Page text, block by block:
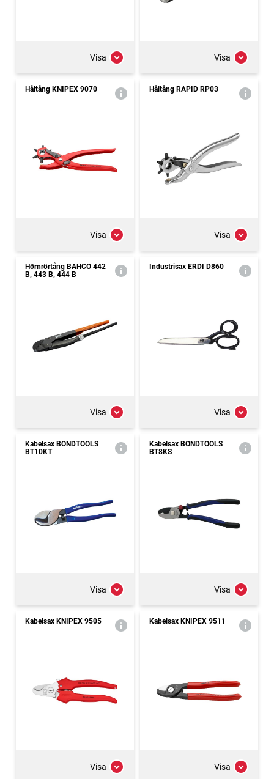
Visa Visa
Håltång KNIPEX 9070
Visa
Håltång RAPID RP03
Visa
Hörnrörtång BAHCO 442
B, 443 B, 444 B
Visa
Industrisax ERDI D860
Visa
Kabelsax BONDTOOLS
BT10KT
Visa
Kabelsax BONDTOOLS
BT8KS
Visa
Kabelsax KNIPEX 9505
Visa
Kabelsax KNIPEX 9511
Visa